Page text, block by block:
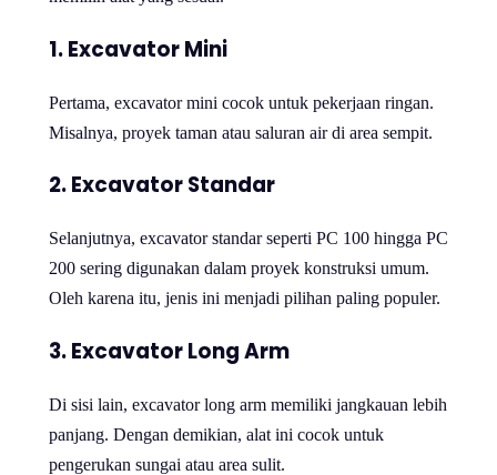
1. Excavator Mini
Pertama, excavator mini cocok untuk pekerjaan ringan.
Misalnya, proyek taman atau saluran air di area sempit.
2. Excavator Standar
Selanjutnya, excavator standar seperti PC 100 hingga PC
200 sering digunakan dalam proyek konstruksi umum.
Oleh karena itu, jenis ini menjadi pilihan paling populer.
3. Excavator Long Arm
Di sisi lain, excavator long arm memiliki jangkauan lebih
panjang. Dengan demikian, alat ini cocok untuk
pengerukan sungai atau area sulit.